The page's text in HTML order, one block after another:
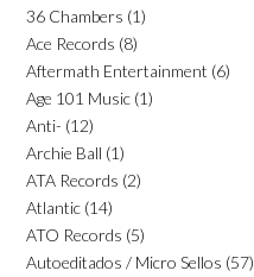
36 Chambers (1)
Ace Records (8)
Aftermath Entertainment (6)
Age 101 Music (1)
Anti- (12)
Archie Ball (1)
ATA Records (2)
Atlantic (14)
ATO Records (5)
Autoeditados / Micro Sellos (57)